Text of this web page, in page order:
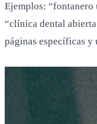
Ejemplos: “fontanero
“clínica dental
páginas específicas